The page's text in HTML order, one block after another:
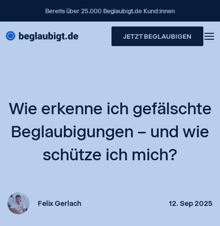
Bereits über 25.000 Beglaubigt.de Kund:innen
JETZT BEGLAUBIGEN
Wie erkenne ich gefälschte
Beglaubigungen – und wie
schütze ich mich?
Felix Gerlach 12. Sep 2025